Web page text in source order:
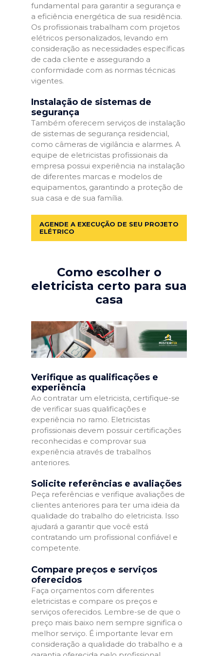
fundamental para garantir a segurança e
a eficiência energética de sua residência.
Os profissionais trabalham com projetos
elétricos personalizados, levando em
consideração as necessidades específicas
de cada cliente e assegurando a
conformidade com as normas técnicas
vigentes.
Instalação de sistemas de
segurança
Também oferecem serviços de instalação
de sistemas de segurança residencial,
como câmeras de vigilância e alarmes. A
equipe de eletricistas profissionais da
empresa possui experiência na instalação
de diferentes marcas e modelos de
equipamentos, garantindo a proteção de
sua casa e de sua família.
AGENDE A EXECUÇÃO DE SEU PROJETO
ELÉTRICO
Como escolher o
eletricista certo para sua
casa
Verifique as qualificações e
experiência
Ao contratar um eletricista, certifique-se
de verificar suas qualificações e
experiência no ramo. Eletricistas
profissionais devem possuir certificações
reconhecidas e comprovar sua
experiência através de trabalhos
anteriores.
Solicite referências e avaliações
Peça referências e verifique avaliações de
clientes anteriores para ter uma ideia da
qualidade do trabalho do eletricista. Isso
ajudará a garantir que você está
contratando um profissional confiável e
competente.
Compare preços e serviços
oferecidos
Faça orçamentos com diferentes
eletricistas e compare os preços e
serviços oferecidos. Lembre-se de que o
preço mais baixo nem sempre significa o
melhor serviço. É importante levar em
consideração a qualidade do trabalho e a